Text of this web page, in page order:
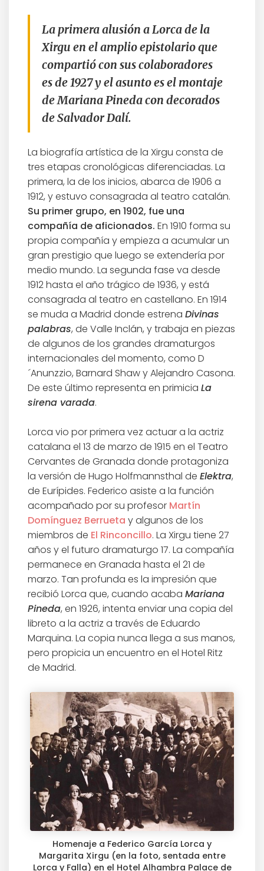
La primera alusión a Lorca de la
Xirgu en el amplio epistolario que
compartió con sus colaboradores
es de 1927 y el asunto es el montaje
de Mariana Pinedacon decorados
de Salvador Dalí.
La biografía artística de la Xirgu consta de
tres etapas cronológicas diferenciadas. La
primera, la de los inicios, abarca de 1906 a
1912, y estuvo consagrada al teatro catalán.
Su primer grupo, en 1902, fue una
compañía de aficionados. En 1910 forma su
propia compañía y empieza a acumular un
gran prestigio que luego se extendería por
medio mundo. La segunda fase va desde
1912 hasta el año trágico de 1936, y está
consagrada al teatro en castellano. En 1914
se muda a Madrid donde estrena Divinas
palabras, de Valle Inclán, y trabaja en piezas
de algunos de los grandes dramaturgos
internacionales del momento, como D
´Anunzzio, Barnard Shaw y Alejandro Casona.
De este último representa en primicia La
sirena varada.
Lorca vio por primera vez actuar a la actriz
catalana el 13 de marzo de 1915 en el Teatro
Cervantes de Granada donde protagoniza
la versión de Hugo Holfmannsthal de Elektra,
de Eurípides. Federico asiste a la función
acompañado por su profesor Martín
Domínguez Berrueta y algunos de los
miembros de El Rinconcillo. La Xirgu tiene 27
años y el futuro dramaturgo 17. La compañía
permanece en Granada hasta el 21 de
marzo. Tan profunda es la impresión que
recibió Lorca que, cuando acaba Mariana
Pineda, en 1926, intenta enviar una copia del
libreto a la actriz a través de Eduardo
Marquina. La copia nunca llega a sus manos,
pero propicia un encuentro en el Hotel Ritz
de Madrid.
Homenaje a Federico García Lorca y
Margarita Xirgu (en la foto, sentada entre
Lorca y Falla) en el Hotel Alhambra Palace de